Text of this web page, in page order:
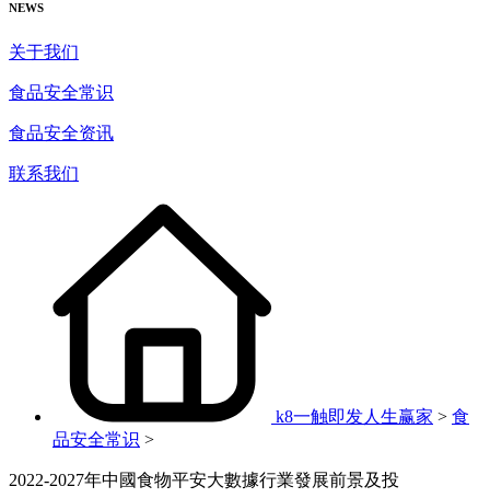
NEWS
关于我们
食品安全常识
食品安全资讯
联系我们
k8一触即发人生赢家 > 食
品安全常识 >
2022-2027年中國食物平安大數據行業發展前景及投